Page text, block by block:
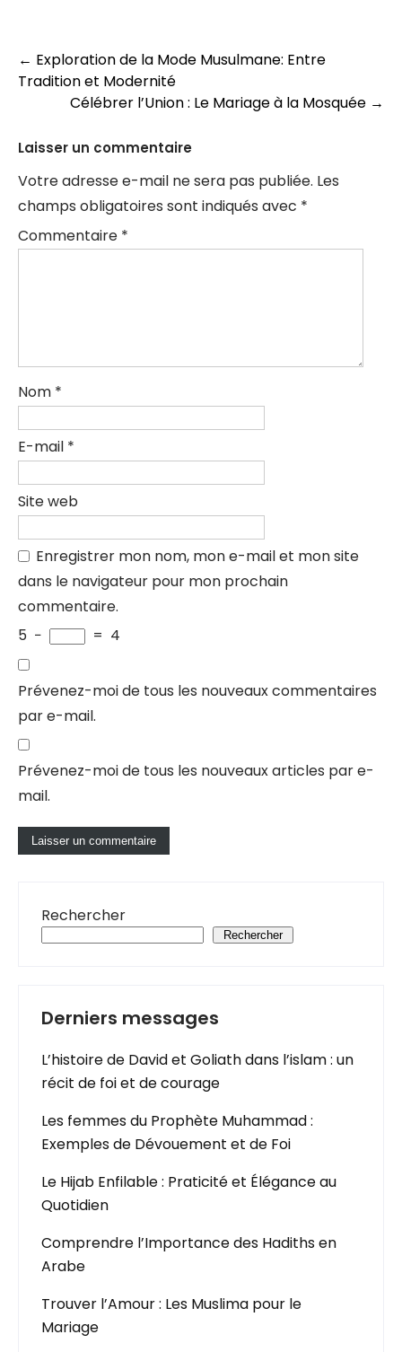
Navigation
des
← Exploration de la Mode Musulmane: Entre
Tradition et Modernité
Célébrer l’Union : Le Mariage à la Mosquée →
Laisser un commentaire
Votre adresse e-mail ne sera pas publiée. Les
champs obligatoires sont indiqués avec *
Commentaire *
Nom *
E-mail *
Site web
Enregistrer mon nom, mon e-mail et mon site
dans le navigateur pour mon prochain
commentaire.
5 − = 4
Prévenez-moi de tous les nouveaux commentaires
par e-mail.
Prévenez-moi de tous les nouveaux articles par e-
mail.
Rechercher
Rechercher
Derniers messages
L’histoire de David et Goliath dans l’islam : un
récit de foi et de courage
Les femmes du Prophète Muhammad :
Exemples de Dévouement et de Foi
Le Hijab Enfilable : Praticité et Élégance au
Quotidien
Comprendre l’Importance des Hadiths en
Arabe
Trouver l’Amour : Les Muslima pour le
Mariage